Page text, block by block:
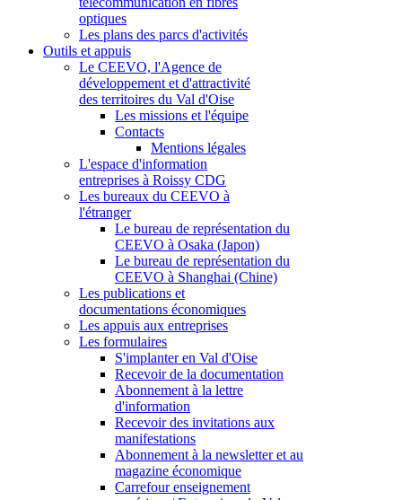
optiques
Les plans des parcs d'activités
Outils et appuis
Le CEEVO, l'Agence de
développement et d'attractivité
des territoires du Val d'Oise
Les missions et l'équipe
Contacts
Mentions légales
L'espace d'information
entreprises à Roissy CDG
Les bureaux du CEEVO à
l'étranger
Le bureau de représentation du
CEEVO à Osaka (Japon)
Le bureau de représentation du
CEEVO à Shanghai (Chine)
Les publications et
documentations économiques
Les appuis aux entreprises
Les formulaires
S'implanter en Val d'Oise
Recevoir de la documentation
Abonnement à la lettre
d'information
Recevoir des invitations aux
manifestations
Abonnement à la newsletter et au
magazine économique
Carrefour enseignement